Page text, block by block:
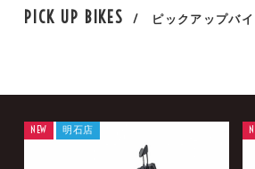
PICK UP BIKES / ピックアップバ
NEW 明石店